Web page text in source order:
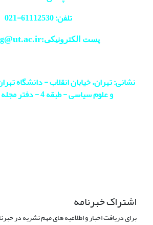
تلفن: 61112530-
021
پست الکترونیکی:lawmag@ut.ac.ir
نشانی: تهران، خیابان انقلاب - دانشگاه
و علوم سیاسی - طبقه 4 - دفتر مجله - اتاق 413
اشتراک خبرنامه
برای دریافت اخبار و اطلاعیه های مهم نشریه در